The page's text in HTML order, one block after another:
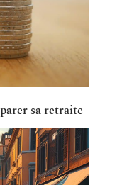
sa retraite